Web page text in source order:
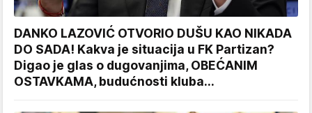
DANKO LAZOVIĆ OTVORIO DUŠU KAO NIKADA
DO SADA! Kakva je situacija u FK Partizan?
Digao je glas o dugovanjima, OBEĆANIM
OSTAVKAMA, budućnosti kluba...